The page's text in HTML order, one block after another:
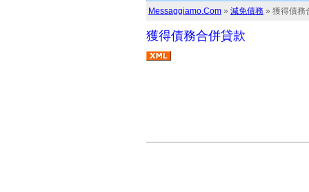
Messaggiamo.Com » 減免債務 » 獲得債務
獲得債務合併貸款